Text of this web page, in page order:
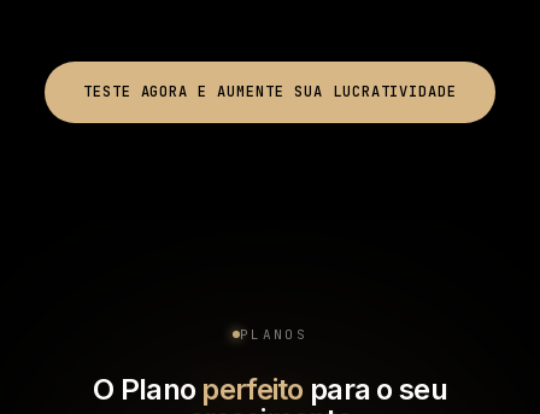
TESTE AGORA E AUMENTE SUA LUCRATIVIDADE
PLANOS
O Plano perfeito para o seu